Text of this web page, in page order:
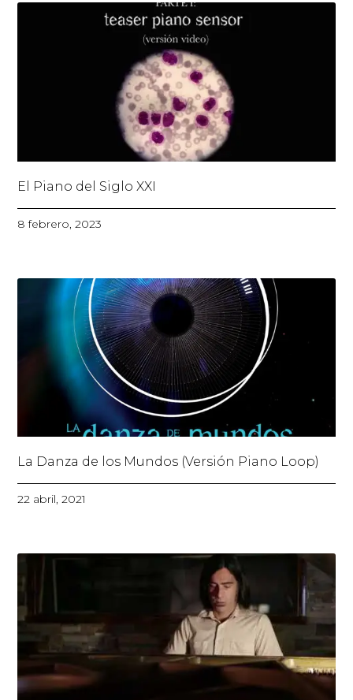
El Piano del Siglo XXI
8 febrero, 2023
La Danza de los Mundos (Versión Piano Loop)
22 abril, 2021